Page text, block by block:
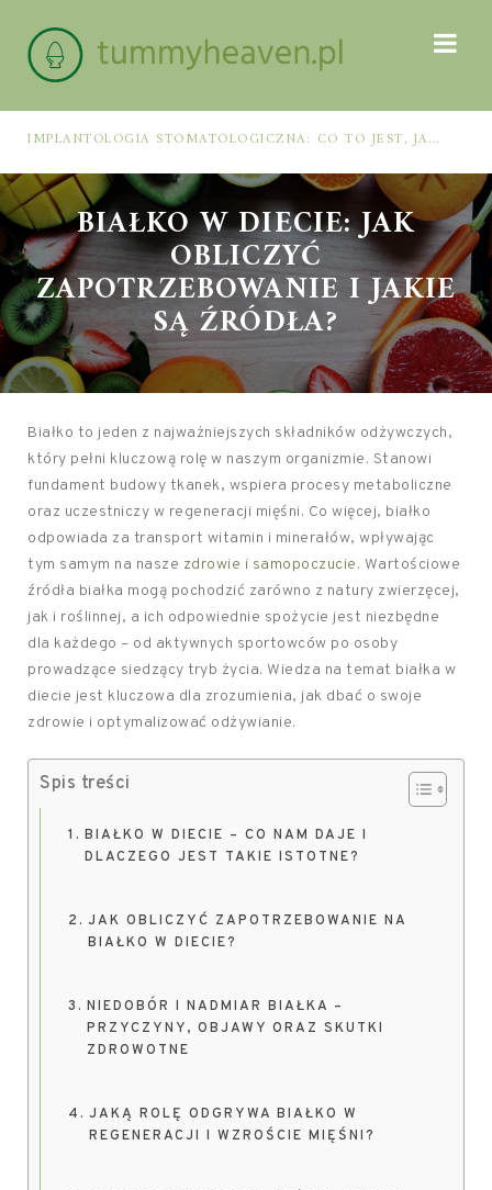
IMPLANTOLOGIA STOMATOLOGICZNA: CO TO JEST, JAK WYGLĄDA PROCES IMPLANTACJI I GOJENIA ORAZ DLA KOGO MA ZASTOSOWANIE
BIAŁKO W DIECIE: JAK
OBLICZYĆ
ZAPOTRZEBOWANIE I JAKIE
SĄ ŹRÓDŁA?
Białko to jeden z najważniejszych składników odżywczych,
który pełni kluczową rolę w naszym organizmie. Stanowi
fundament budowy tkanek, wspiera procesy metaboliczne
oraz uczestniczy w regeneracji mięśni. Co więcej, białko
odpowiada za transport witamin i minerałów, wpływając
tym samym na nasze zdrowie i samopoczucie. Wartościowe
źródła białka mogą pochodzić zarówno z natury zwierzęcej,
jak i roślinnej, a ich odpowiednie spożycie jest niezbędne
dla każdego – od aktywnych sportowców po osoby
prowadzące siedzący tryb życia. Wiedza na temat białka w
diecie jest kluczowa dla zrozumienia, jak dbać o swoje
zdrowie i optymalizować odżywianie.
Spis treści
BIAŁKO W DIECIE – CO NAM DAJE I
DLACZEGO JEST TAKIE ISTOTNE?
JAK OBLICZYĆ ZAPOTRZEBOWANIE NA
BIAŁKO W DIECIE?
NIEDOBÓR I NADMIAR BIAŁKA –
PRZYCZYNY, OBJAWY ORAZ SKUTKI
ZDROWOTNE
JAKĄ ROLĘ ODGRYWA BIAŁKO W
REGENERACJI I WZROŚCIE MIĘŚNI?